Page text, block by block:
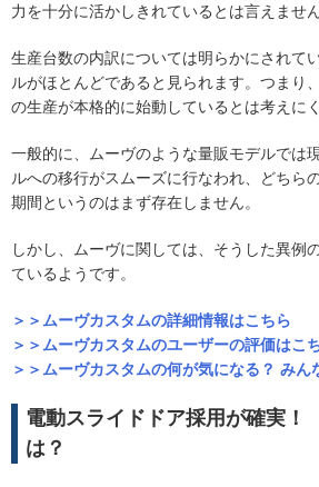
力を十分に活かしきれているとは言えません
生産台数の内訳については明らかにされて
ルがほとんどであると見られます。つまり
の生産が本格的に始動しているとは考えに
一般的に、ムーヴのような量販モデルでは
ルへの移行がスムーズに行なわれ、どちら
期間というのはまず存在しません。
しかし、ムーヴに関しては、そうした異例
ているようです。
＞＞ムーヴカスタムの詳細情報はこちら
＞＞ムーヴカスタムのユーザーの評価はこ
＞＞ムーヴカスタムの何が気になる？ みん
電動スライドドア採用が確実
は？